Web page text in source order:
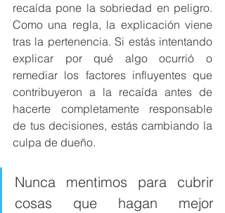
recaída pone la sobriedad en peligro.
Como una regla, la explicación viene
tras la pertenencia. Si estás intentando
explicar por qué algo ocurrió o
remediar los factores influyentes que
contribuyeron a la recaída antes de
hacerte completamente responsable
de tus decisiones, estás cambiando la
culpa de dueño.
Nunca mentimos para cubrir
cosas que hagan mejor